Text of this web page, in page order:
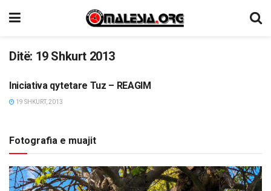
Ditë: 19 Shkurt 2013
LAJME
Iniciativa qytetare Tuz – REAGIM
19 SHKURT, 2013
Fotografia e muajit